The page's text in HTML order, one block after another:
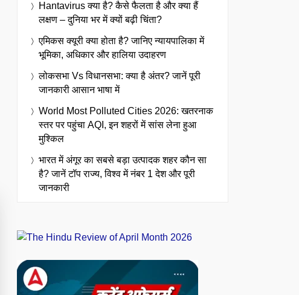
Hantavirus क्या है? कैसे फैलता है और क्या हैं
लक्षण – दुनिया भर में क्यों बढ़ी चिंता?
एमिकस क्यूरी क्या होता है? जानिए न्यायपालिका में
भूमिका, अधिकार और हालिया उदाहरण
लोकसभा Vs विधानसभा: क्या है अंतर? जानें पूरी
जानकारी आसान भाषा में
World Most Polluted Cities 2026: खतरनाक
स्तर पर पहुंचा AQI, इन शहरों में सांस लेना हुआ
मुश्किल
भारत में अंगूर का सबसे बड़ा उत्पादक शहर कौन सा
है? जानें टॉप राज्य, विश्व में नंबर 1 देश और पूरी
जानकारी